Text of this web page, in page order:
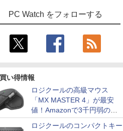
PC Watch をフォローする
い得情報
ロジクールの高級マウス
「MX MASTER 4」が最安
値！Amazonで3千円弱の割
引
ロジクールのコンパクトキー